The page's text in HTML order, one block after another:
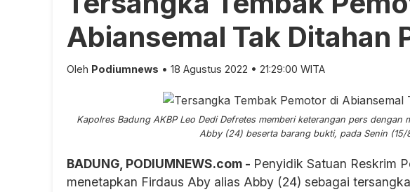
Abiansemal Tak Ditahan
Oleh Podiumnews • 18 Agustus 2022 • 21:29:00 WITA
Kapolres Badung AKBP Leo Dedi Defretes memberi keterangan pers
Abby (24) beserta barang bukti, pada Senin
BADUNG, PODIUMNEWS.com - Penyidik Satuan Reskrim
menetapkan Firdaus Aby alias Abby (24) sebagai